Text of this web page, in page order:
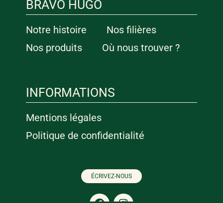
BRAVO HUGO
Notre histoire
Nos filières
Nos produits
Où nous trouver ?
INFORMATIONS
Mentions légales
Politique de confidentialité
ÉCRIVEZ-NOUS